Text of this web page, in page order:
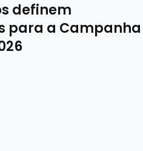
definem
para a Campanha